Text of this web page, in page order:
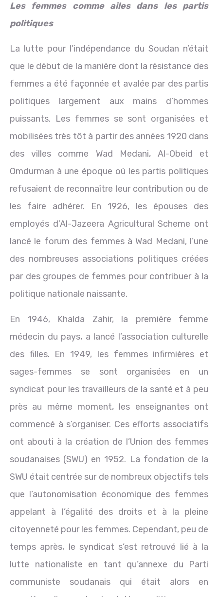
Les femmes comme ailes dans les partis
politiques
La lutte pour l’indépendance du Soudan n’était
que le début de la manière dont la résistance des
femmes a été façonnée et avalée par des partis
politiques largement aux mains d’hommes
puissants. Les femmes se sont organisées et
mobilisées très tôt à partir des années 1920 dans
des villes comme Wad Medani, Al-Obeid et
Omdurman à une époque où les partis politiques
refusaient de reconnaître leur contribution ou de
les faire adhérer. En 1926, les épouses des
employés d’Al-Jazeera Agricultural Scheme ont
lancé le forum des femmes à Wad Medani, l’une
des nombreuses associations politiques créées
par des groupes de femmes pour contribuer à la
politique nationale naissante.
En 1946, Khalda Zahir, la première femme
médecin du pays, a lancé l’association culturelle
des filles. En 1949, les femmes infirmières et
sages-femmes se sont organisées en un
syndicat pour les travailleurs de la santé et à peu
près au même moment, les enseignantes ont
commencé à s’organiser. Ces efforts associatifs
ont abouti à la création de l’Union des femmes
soudanaises (SWU) en 1952. La fondation de la
SWU était centrée sur de nombreux objectifs tels
que l’autonomisation économique des femmes
appelant à l’égalité des droits et à la pleine
citoyenneté pour les femmes. Cependant, peu de
temps après, le syndicat s’est retrouvé lié à la
lutte nationaliste en tant qu’annexe du Parti
communiste soudanais qui était alors en